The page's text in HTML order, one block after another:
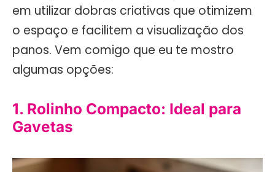
em utilizar dobras criativas que otimizem
o espaço e facilitem a visualização dos
panos. Vem comigo que eu te mostro
algumas opções:
1. Rolinho Compacto: Ideal para
Gavetas